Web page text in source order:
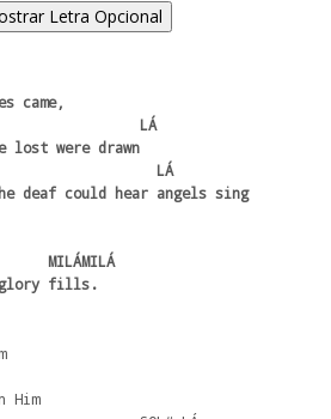
Letra Opcional
came,
lost were drawn
deaf could hear angels sing
glory fills.
Him